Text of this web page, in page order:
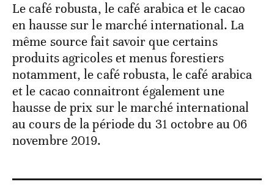
Le café robusta, le café arabica et le cacao
en hausse sur le marché international. La
même source fait savoir que certains
produits agricoles et menus forestiers
notamment, le café robusta, le café arabica
et le cacao connaitront également une
hausse de prix sur le marché international
au cours de la période du 31 octobre au 06
novembre 2019.